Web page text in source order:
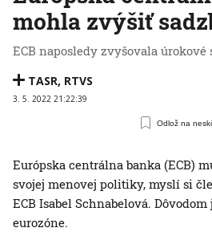
mohla zvýšiť
ECB naposledy zvyšovala úrokové
TASR, RTVS
3. 5. 2022 21:22:39
Odlož na
Európska centrálna banka (ECB)
svojej menovej politiky, myslí si
ECB Isabel Schnabelová.
eurozóne.